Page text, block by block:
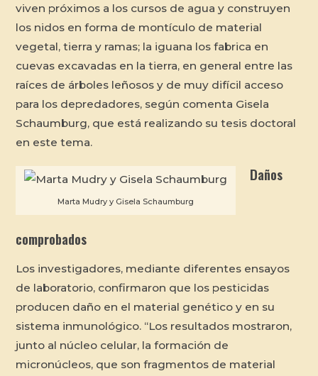
viven próximos a los cursos de agua y construyen
los nidos en forma de montículo de material
vegetal, tierra y ramas; la iguana los fabrica en
cuevas excavadas en la tierra, en general entre las
raíces de árboles leñosos y de muy difícil acceso
para los depredadores, según comenta Gisela
Schaumburg, que está realizando su tesis doctoral
en este tema.
Marta Mudry y Gisela Schaumburg
Daños
comprobados
Los investigadores, mediante diferentes ensayos
de laboratorio, confirmaron que los pesticidas
producen daño en el material genético y en su
sistema inmunológico. “Los resultados mostraron,
junto al núcleo celular, la formación de
micronúcleos, que son fragmentos de material